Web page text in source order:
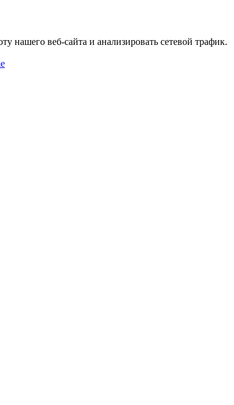
нашего веб-сайта и анализировать сетевой трафик.